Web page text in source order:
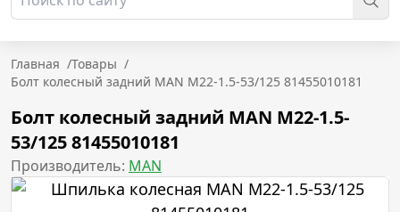
Главная /Товары /
Болт колесный задний MAN M22-1.5-53/125 81455010181
Болт колесный задний MAN M22-1.5-
53/125 81455010181
Производитель: MAN